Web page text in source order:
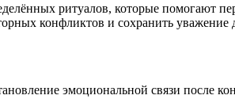
ритуалов, которые помогают
конфликтов и сохранить уважение
эмоциональной связи после